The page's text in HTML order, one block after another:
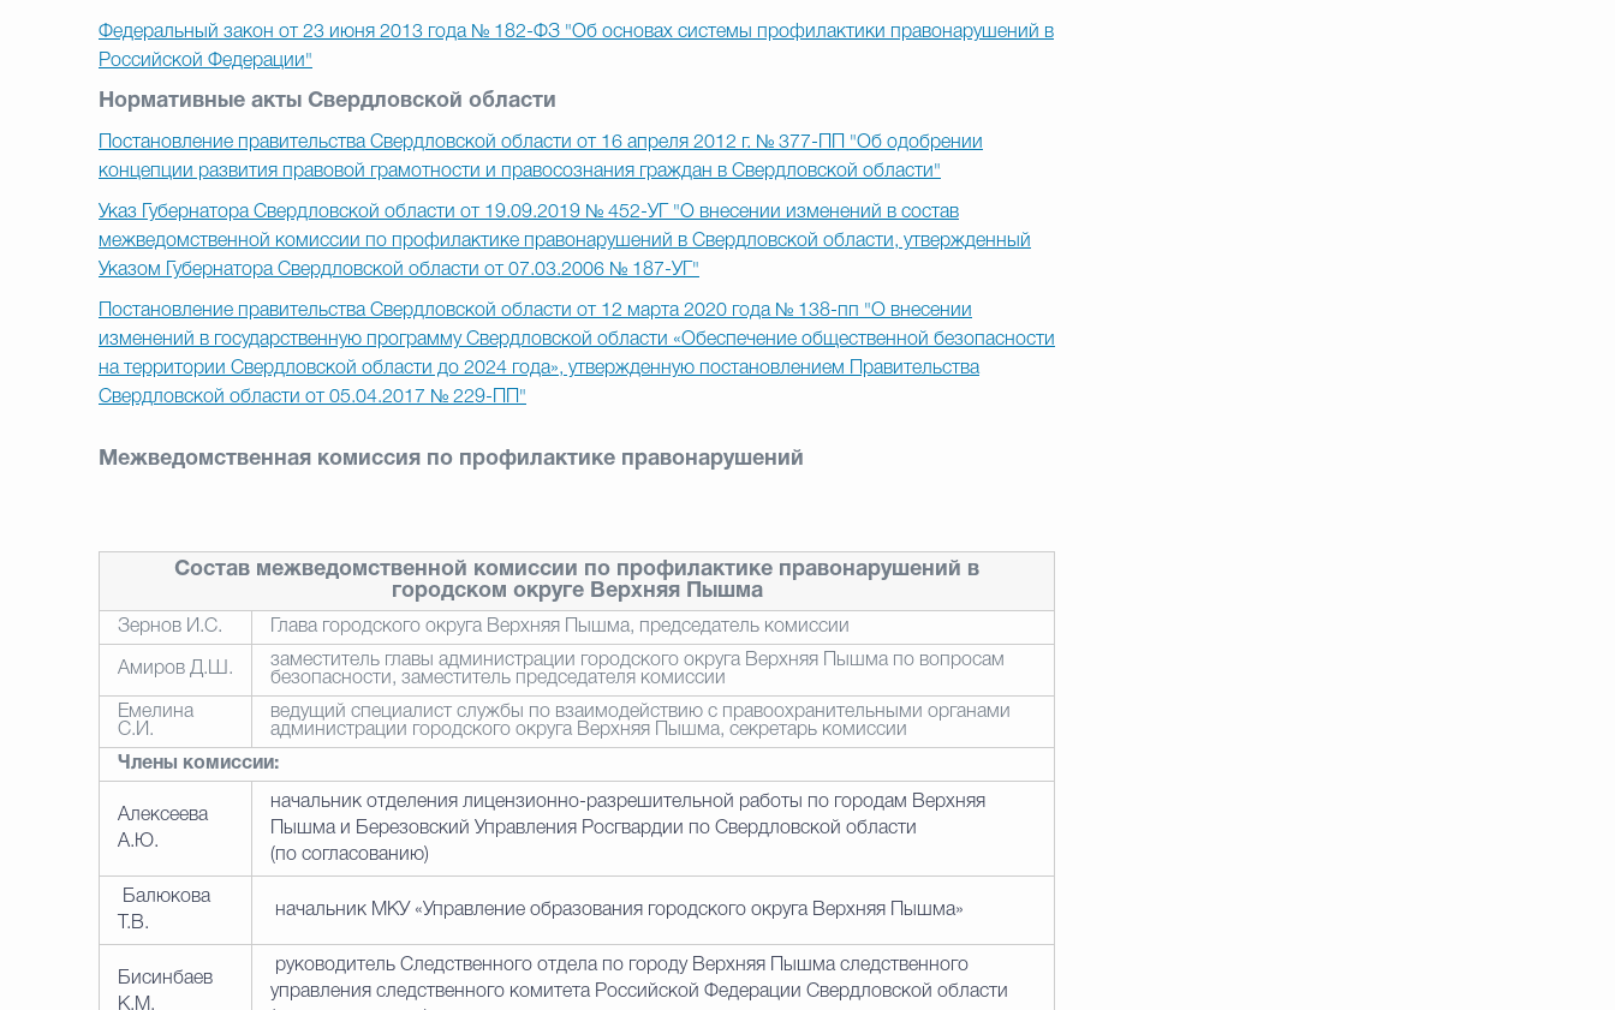
Федеральный закон от 23 июня 2013 года № 182-ФЗ "Об основах системы профилактики правонарушений в
Российской Федерации"
Нормативные акты Свердловской области
Постановление правительства Свердловской области от 16 апреля 2012 г. № 377-ПП "Об одобрении
концепции развития правовой грамотности и правосознания граждан в Свердловской области"
Указ Губернатора Свердловской области от 19.09.2019 № 452-УГ "О внесении изменений в состав
межведомственной комиссии по профилактике правонарушений в Свердловской области, утвержденный
Указом Губернатора Свердловской области от 07.03.2006 № 187-УГ"
Постановление правительства Свердловской области от 12 марта 2020 года № 138-пп "О внесении
изменений в государственную программу Свердловской области «Обеспечение общественной безопасности
на территории Свердловской области до 2024 года», утвержденную постановлением Правительства
Свердловской области от 05.04.2017 № 229-ПП"
Межведомственная комиссия по профилактике правонарушений
Состав межведомственной комиссии по профилактике правонарушений в
городском округе Верхняя Пышма
Зернов И.С. Глава городского округа Верхняя Пышма, председатель комиссии
Амиров Д.Ш.
заместитель главы администрации городского округа Верхняя Пышма по вопросам
безопасности , заместитель председателя комиссии
Емелина
С.И.
ведущий специалист службы по взаимодействию с правоохранительными органами
администрации городского округа Верхняя Пышма, секретарь комиссии
Члены комиссии:
Алексеева
А.Ю.
начальник отделения лицензионно-разрешительной работы по городам Верхняя
Пышма и Березовский Управления Росгвардии по Свердловской области
(по согласованию)
Балюкова
Т.В.
начальник МКУ «Управление образования городского округа Верхняя Пышма»
Бисинбаев
К.М.
руководитель Следственного отдела по городу Верхняя Пышма следственного
управления следственного комитета Российской Федерации Свердловской области